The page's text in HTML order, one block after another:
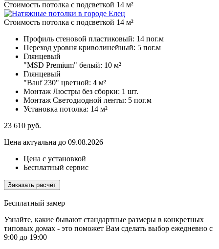
Стоимость потолка с подсветкой 14 м²
Стоимость потолка с подсветкой 14 м²
Профиль стеновой пластиковый: 14 пог.м
Переход уровня криволинейный: 5 пог.м
Глянцевый
"MSD Premium" белый: 10 м²
Глянцевый
"Bauf 230" цветной: 4 м²
Монтаж Люстры без сборки: 1 шт.
Монтаж Светодиодной ленты: 5 пог.м
Установка потолка: 14 м²
23 610 руб.
Цена актуальна до 09.08.2026
Цена с установкой
Бесплатный сервис
Заказать расчёт
Бесплатный замер
Узнайте, какие бывают стандартные размеры в конкретных
типовых домах - это поможет Вам сделать выбор ежедневно с
9:00 до 19:00